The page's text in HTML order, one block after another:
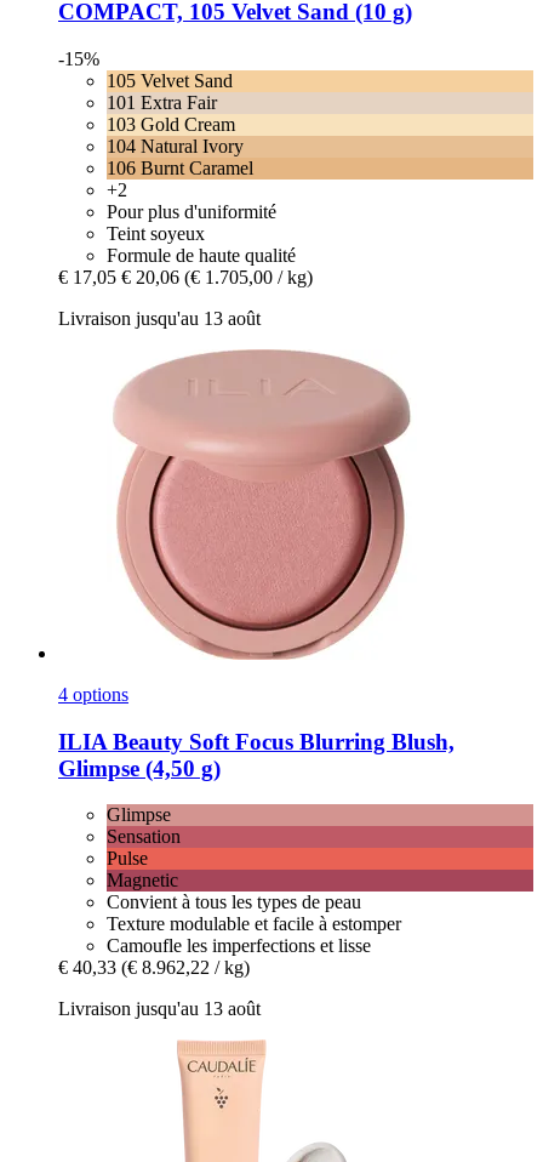
COMPACT, 105 Velvet Sand (10 g)
-15%
105 Velvet Sand
101 Extra Fair
103 Gold Cream
104 Natural Ivory
106 Burnt Caramel
+2
Pour plus d'uniformité
Teint soyeux
Formule de haute qualité
€ 17,05 € 20,06 (€ 1.705,00 / kg)
Livraison jusqu'au 13 août
4 options
ILIA Beauty Soft Focus Blurring Blush,
Glimpse (4,50 g)
Glimpse
Sensation
Pulse
Magnetic
Convient à tous les types de peau
Texture modulable et facile à estomper
Camoufle les imperfections et lisse
€ 40,33 (€ 8.962,22 / kg)
Livraison jusqu'au 13 août